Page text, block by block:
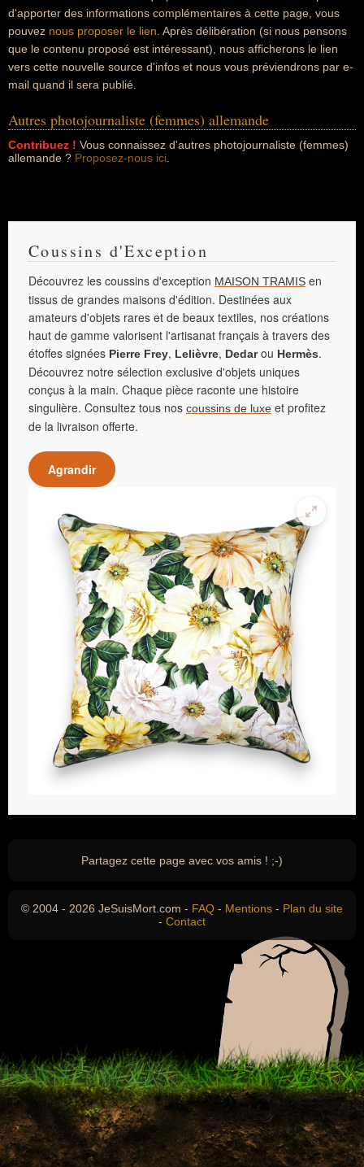
d'apporter des informations complémentaires à cette page, vous
pouvez nous proposer le lien . Après délibération (si nous pensons
que le contenu proposé est intéressant), nous afficherons le lien
vers cette nouvelle source d'infos et nous vous préviendrons par e-
mail quand il sera publié.
Autres photojournaliste (femmes) allemande
Contribuez ! Vous connaissez d'autres photojournaliste (femmes)
allemande ? Proposez-nous ici
Coussins d'Exception
Découvrez les coussins d'exception MAISON TRAMIS en
tissus de grandes maisons d'édition. Destinées aux
amateurs d'objets rares et de beaux textiles, nos créations
haut de gamme valorisent l'artisanat français à travers des
étoffes signées Pierre Frey, Lelièvre, Dedarou Hermès.
Découvrez notre sélection exclusive d'objets uniques
conçus à la main. Chaque pièce raconte une histoire
singulière. Consultez tous nos coussins de luxe et profitez
de la livraison offerte.
Agrandir
Partagez cette page avec vos amis ! ;-)
© 2004 - 2026 JeSuisMort.com - FAQ - Mentions - Plan du site
- Contact